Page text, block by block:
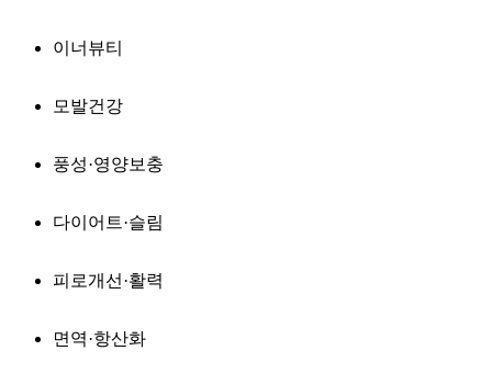
이너뷰티
모발건강
풍성·영양보충
다이어트·슬림
피로개선·활력
면역·항산화